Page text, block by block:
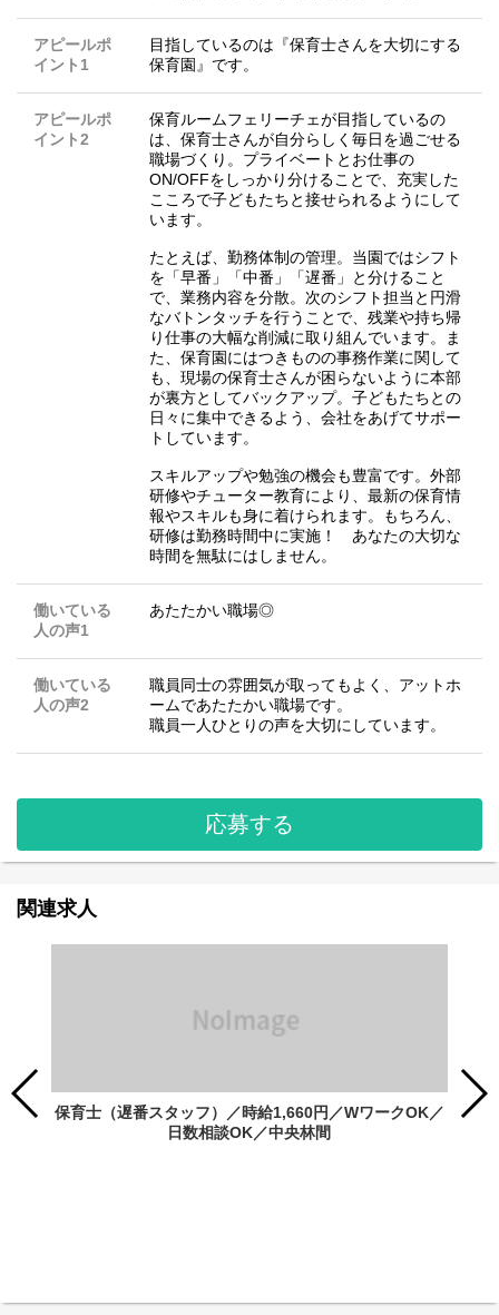
アピールポ
イント1
目指しているのは『保育士さんを大切にする
保育園』です。
アピールポ
イント2
保育ルームフェリーチェが目指しているの
は、保育士さんが自分らしく毎日を過ごせる
職場づくり。プライベートとお仕事の
ON/OFFをしっかり分けることで、充実した
こころで子どもたちと接せられるようにして
います。
たとえば、勤務体制の管理。当園ではシフト
を「早番」「中番」「遅番」と分けること
で、業務内容を分散。次のシフト担当と円滑
なバトンタッチを行うことで、残業や持ち帰
り仕事の大幅な削減に取り組んでいます。ま
た、保育園にはつきものの事務作業に関して
も、現場の保育士さんが困らないように本部
が裏方としてバックアップ。子どもたちとの
日々に集中できるよう、会社をあげてサポー
トしています。
スキルアップや勉強の機会も豊富です。外部
研修やチューター教育により、最新の保育情
報やスキルも身に着けられます。もちろん、
研修は勤務時間中に実施！ あなたの大切な
時間を無駄にはしません。
働いている
人の声1
あたたかい職場◎
働いている
人の声2
職員同士の雰囲気が取ってもよく、アットホ
ームであたたかい職場です。
職員一人ひとりの声を大切にしています。
応募する
関連求人
保育士（遅番スタッフ）／時給1,660円／WワークOK／
日数相談OK／中央林間